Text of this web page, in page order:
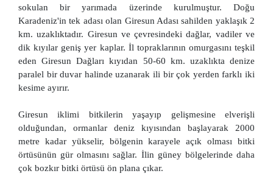
sokulan bir yarımada üzerinde kurulmuştur. Doğu
Karadeniz'in tek adası olan Giresun Adası sahilden yaklaşık 2
km. uzaklıktadır. Giresun ve çevresindeki dağlar, vadiler ve
dik kıyılar geniş yer kaplar. İl topraklarının omurgasını teşkil
eden Giresun Dağları kıyıdan 50-60 km. uzaklıkta denize
paralel bir duvar halinde uzanarak ili bir çok yerden farklı iki
kesime ayırır.
Giresun iklimi bitkilerin yaşayıp gelişmesine elverişli
olduğundan, ormanlar deniz kıyısından başlayarak 2000
metre kadar yükselir, bölgenin karayele açık olması bitki
örtüsünün gür olmasını sağlar. İlin güney bölgelerinde daha
çok bozkır bitki örtüsü ön plana çıkar.